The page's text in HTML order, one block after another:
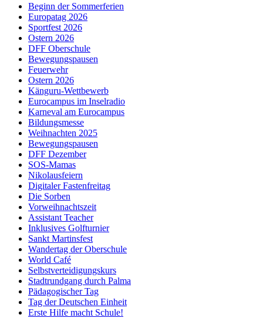
Beginn der Sommerferien
Europatag 2026
Sportfest 2026
Ostern 2026
DFF Oberschule
Bewegungspausen
Feuerwehr
Ostern 2026
Känguru-Wettbewerb
Eurocampus im Inselradio
Karneval am Eurocampus
Bildungsmesse
Weihnachten 2025
Bewegungspausen
DFF Dezember
SOS-Mamas
Nikolausfeiern
Digitaler Fastenfreitag
Die Sorben
Vorweihnachtszeit
Assistant Teacher
Inklusives Golfturnier
Sankt Martinsfest
Wandertag der Oberschule
World Café
Selbstverteidigungskurs
Stadtrundgang durch Palma
Pädagogischer Tag
Tag der Deutschen Einheit
Erste Hilfe macht Schule!